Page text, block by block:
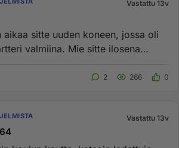
Vastattu 13v
aikaa sitte uuden koneen, jossa oli
valmiina. Mie sitte ilosena
2 266 0
Vastattu 13v